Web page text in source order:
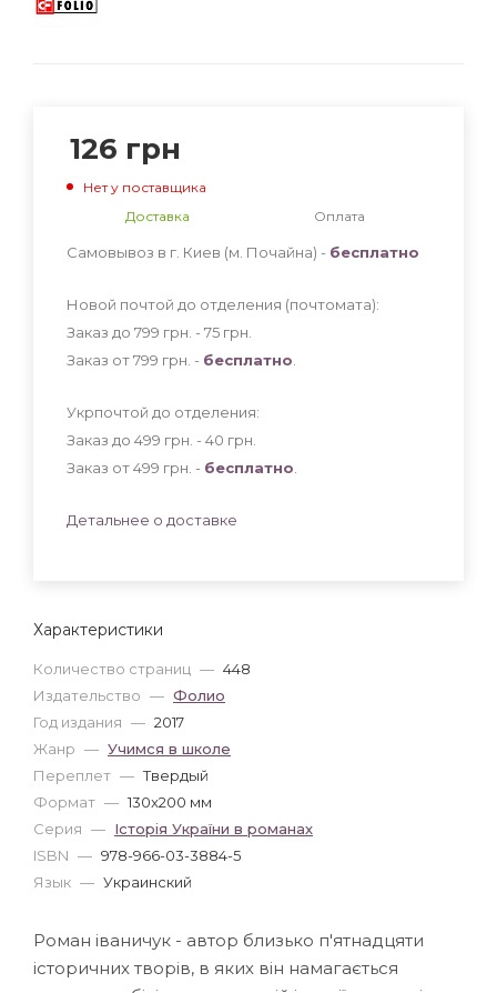
Характеристики
Количество страниц — 448
Издательство — Фолио
Год издания — 2017
Жанр — Учимся в школе
Переплет — Твердый
Формат — 130x200 мм
Серия — Iсторiя України в романах
ISBN — 978-966-03-3884-5
Язык — Украинский
126 грн
Нет у поставщика
Доставка
Оплата
Самовывоз в г. Киев (м. Почайна) - бесплатно
Новой почтой до отделения (почтомата):
Заказ до 799 грн. - 75 грн
Заказ от 799 грн. - бесплатно
Укрпочтой до отделения:
Заказ до 499 грн. - 40 грн
Заказ от 499 грн. - бесплатно
Детальнее о доставке
Роман іваничук - автор близько п'ятнадцяти
історичних творів, в яких він намагається